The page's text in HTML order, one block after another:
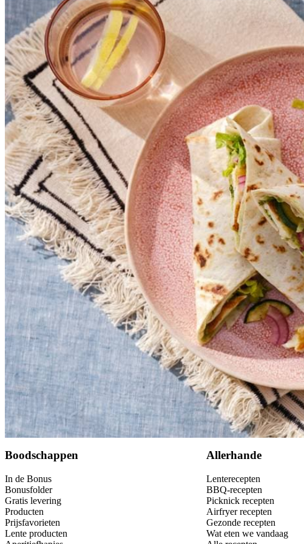
elmilde olijfolie
½ tl venkelzaad
2 tlgemalen komijn
450 ghalloumi kaas
2avocado's
2 kropjesbabyromaine
tortillawraps
4
Snijd ondertussen de avocado’s in de lengte doormidden. Verwijder de pit
eventueel zout.
5Halveer de kropjes babyromainesla in de lengte en snijd in reepjes.
6
Verdeel de avocado, gebakken courgette en rode ui, halloumi,
personen) van de uien. Vouw de onderkant van de wraps naar boven en
Boodschappen
In de Bonus
Bonusfolder
Gratis levering
Producten
Prijsfavorieten
Lente producten
Allerhande
Lenterecepten
BBQ-recepten
Picknick recepten
Airfryer recepten
Gezonde recepten
Wat eten we vandaag